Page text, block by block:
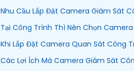
Nhu Cầu Lắp Đặt Camera Giám Sát
Tại Công Trình Thì Nên Chọn
Khi Lắp Đặt Camera Quan Sát Công
Các Lợi Ích Mà Camera Giám Sát